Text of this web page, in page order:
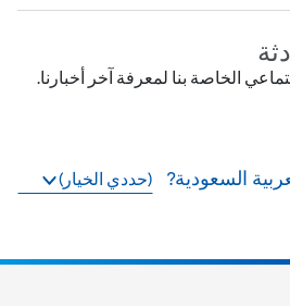
الخاصة بنا لمعرفة آخر أخبارنا.
السعودية? (حددي الخيار)